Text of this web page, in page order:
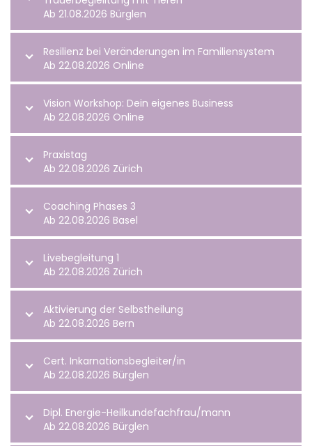
Ab 21.08.2026 Bürglen
Resilienz bei Veränderungen im Familiensystem
Ab 22.08.2026 Online
Vision Workshop: Dein eigenes Business
Ab 22.08.2026 Online
Praxistag
Ab 22.08.2026 Zürich
Coaching Phases 3
Ab 22.08.2026 Basel
Livebegleitung 1
Ab 22.08.2026 Zürich
Aktivierung der Selbstheilung
Ab 22.08.2026 Bern
Cert. Inkarnationsbegleiter/in
Ab 22.08.2026 Bürglen
Dipl. Energie-Heilkundefachfrau/mann
Ab 22.08.2026 Bürglen